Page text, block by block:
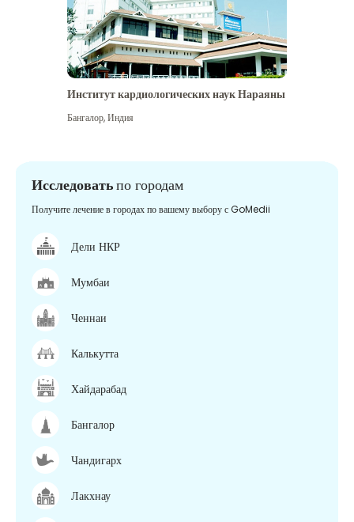
Институт кардиологических наук Нараяны
Бангалор,Индия
Исследоватьпо городам
Получите лечение в городах по вашему выбору с GoMedii
Дели НКР
Мумбаи
Ченнаи
Калькутта
Хайдарабад
Бангалор
Чандигарх
Лакхнау